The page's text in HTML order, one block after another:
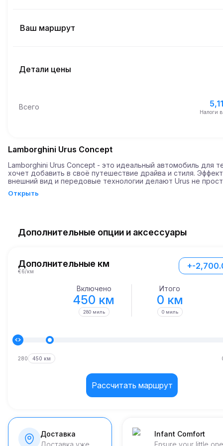
Ваш маршрут
Окончание
Детали цены
Всего
Налоги
Lamborghini Urus Concept
Lamborghini Urus Concept - это идеальный автомобиль для
хочет добавить в своё путешествие драйва и стиля.
внешний вид и передовые технологии делают Urus не
Открыть
Дополнительные опции и аксессуары
Дополнительные км
€6/км
+-
Включено
450 км
280 миль
Итого
0 км
0 миль
280 450 км
Рассчитать маршрут
Доставка
Доставка уже
Infant Comfort
Ensure your little